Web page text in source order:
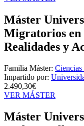
Máster
Migratorios en
Realidades y
Familia Máster:
Impartido por:
2.490,30€
VER MÁSTER
Máster